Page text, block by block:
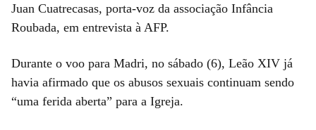
Juan Cuatrecasas, porta-voz da associação Infância
Roubada, em entrevista à AFP.
Durante o voo para Madri, no sábado (6), Leão XIV já
havia afirmado que os abusos sexuais continuam sendo
“uma ferida aberta” para a Igreja.